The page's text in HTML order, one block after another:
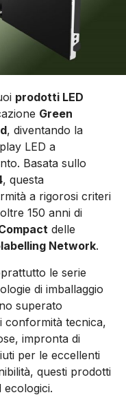
prodotti LED
Green
, diventando la
LED a
Basata sullo
, questa
a rigorosi criteri
150 anni di
delle
Network.
le serie
di imballaggio
superato
conformità tecnica,
impronta di
per le eccellenti
questi prodotti
ecologici.